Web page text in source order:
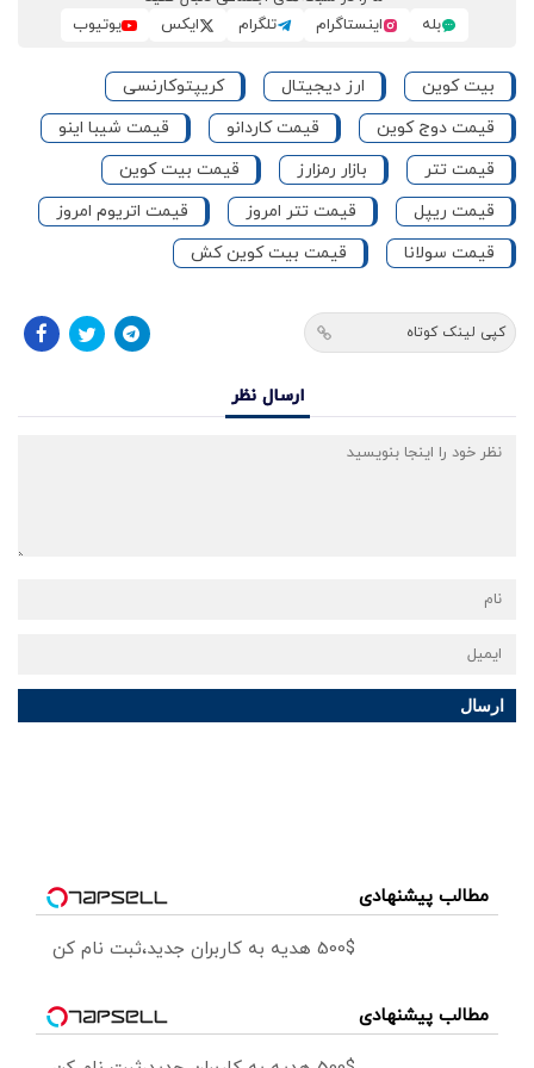
بله
اینستاگرام تلگرام ایکس یوتیوب
بیت کوین ارز دیجیتال
کریپتوکارنسی
قیمت دوج کوین
قیمت کاردانو
قیمت شیبا اینو
قیمت تتر
بازار رمزارز
قیمت بیت کوین
قیمت ریپل
قیمت تتر امروز
قیمت اتریوم امروز
قیمت سولانا
قیمت بیت کوین کش
کپی لینک کوتاه
ارسال نظر
ارسال
مطالب پیشنهادی
500$ هدیه به کاربران جدید،ثبت نام کن
مطالب پیشنهادی